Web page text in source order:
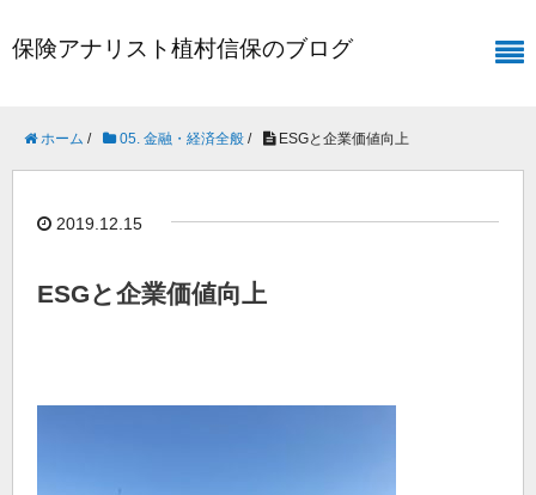
保険アナリスト植村信保のブログ
ホーム / 05. 金融・経済全般 / ESGと企業価値向上
2019.12.15
ESGと企業価値向上